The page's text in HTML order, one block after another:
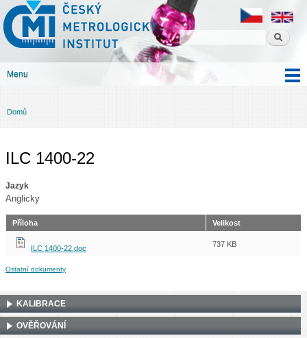
obsahu
Český
metrologický
institut
Menu
Jste zde
Domů
ILC 1400-22
Jazyk
Anglicky
Příloha Velikost
ILC 1400-22.doc 737 KB
Ostatní dokumenty
KALIBRACE
OVĚŘOVÁNÍ